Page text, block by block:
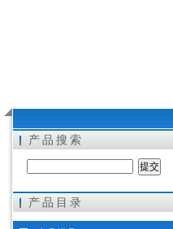
希而科工业控制设备（上海）有限公司
产品搜索
产品目录